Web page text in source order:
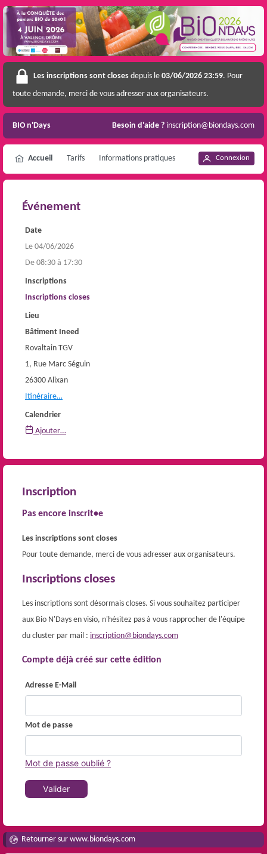
Les inscriptions sont closes depuis le 03/06/2026 23:59. Pour
toute demande, merci de vous adresser aux organisateurs.
Besoin d'aide ? inscription@biondays.com
BIO n'Days
Accueil Tarifs Informations pratiques Connexion
Événement
Date
Le 04/06/2026
De 08:30 à 17:30
Inscriptions
Inscriptions closes
Lieu
Bâtiment Ineed
Rovaltain TGV
1, Rue Marc Séguin
26300 Alixan
Itinéraire…
Calendrier
Ajouter…
Inscription
Pas encore inscrit•e
Les inscriptions sont closes
Pour toute demande, merci de vous adresser aux organisateurs.
Inscriptions closes
Les inscriptions sont désormais closes. Si vous souhaitez participer
aux Bio N'Days en visio, n'hésitez pas à vous rapprocher de l'équipe
du cluster par mail : inscription@biondays.com
Compte déjà créé sur cette édition
Adresse E-Mail
Mot de passe
Mot de passe oublié ?
Valider
Retourner sur www.biondays.com